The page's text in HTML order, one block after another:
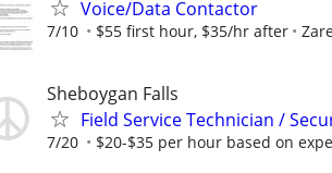
Voice/Data Contactor
7/10 $55 first hour, $35/hr after
Sheboygan Falls
Field Service Technician /
7/20 $20-$35 per hour based on